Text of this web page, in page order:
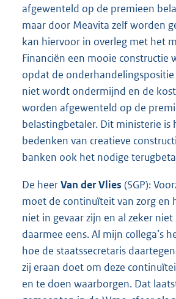
afgewenteld op de premieen
maar door Meavita zelf worden
kan hiervoor in overleg met het
Financiën een mooie constructie
opdat de
niet wordt ondermijnd en de
worden afgewenteld op de
belastingbetaler. Dit ministerie is
bedenken van creatieve
banken ook het nodige
De heerVan der Vlies (SGP):
moet de continuïteit van zorg en
niet in gevaar zijn en al zeker
daarmee eens. Al mijn collega’s
hoe de staatssecretaris
zij eraan doet om deze
en te doen waarborgen. Dat